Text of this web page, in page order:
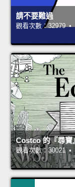
請不要難過
觀看次數：32979 •
Costco 的『尋寶
觀看次數：30021 •